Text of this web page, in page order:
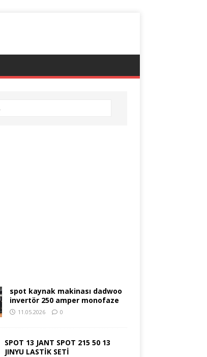
spot kaynak makinası dadwoo
invertör 250 amper monofaze
11.05.2026 0
SPOT 13 JANT SPOT 215 50 13
JINYU LASTİK SETİ